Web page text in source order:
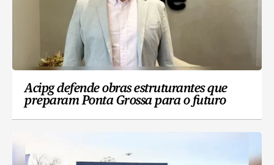
Acipg defende obras estruturantes que
preparam Ponta Grossa para o futuro